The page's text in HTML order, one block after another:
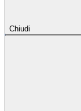
Chiudi